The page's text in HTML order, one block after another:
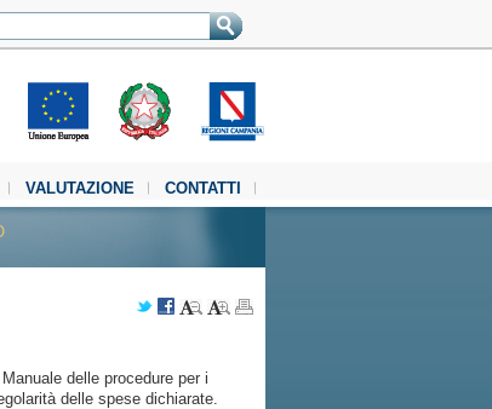
VALUTAZIONE
CONTATTI
delle procedure per i
delle spese dichiarate.